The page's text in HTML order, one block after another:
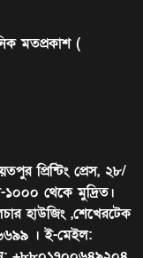
মতপ্রকাশ (
প্রিন্টিং প্রেস, ২৮/
১০০০ থেকে মুদ্রিত।
হাউজিং ,শেখেরটেক
। ই-মেইল: